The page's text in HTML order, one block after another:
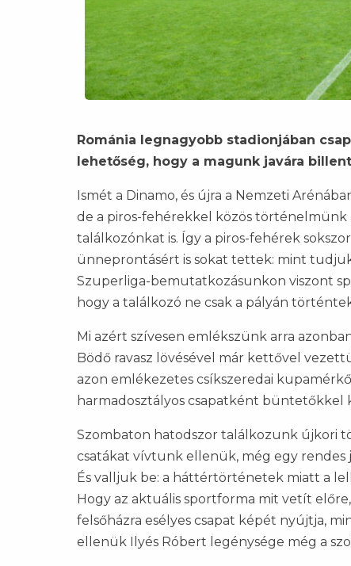
Románia legnagyobb stadionjában
lehetőség, hogy a magunk javára
Ismét a Dinamo, és újra a Nemzeti
de a piros-fehérekkel közös
találkozónkat is. Így a piros-fehérek
ünneprontásért is sokat tettek: mint
Szuperliga-bemutatkozásunkon viszont
hogy a találkozó ne csak a pályán
Mi azért szívesen emlékszünk arra
Bödő ravasz lövésével már kettővel
azon emlékezetes csíkszeredai
harmadosztályos csapatként büntetőkkel
Szombaton hatodszor találkozunk újkori
csatákat vívtunk ellenük, még egy
És valljuk be: a háttértörténetek miatt a
Hogy az aktuális sportforma mit vetít
felsőházra esélyes csapat képét nyújtja,
ellenük Ilyés Róbert legénysége még a